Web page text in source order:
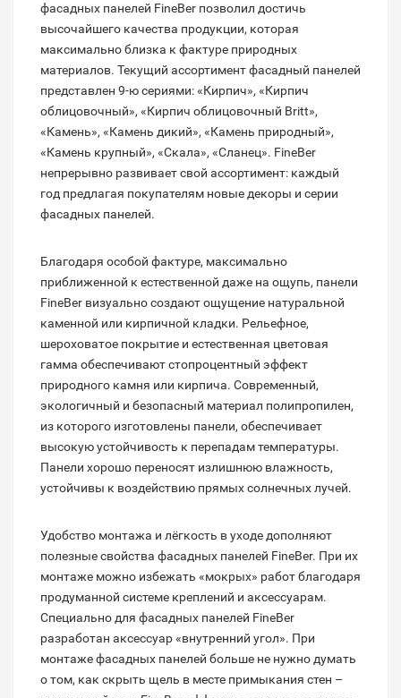
фасадных панелей FineBer позволил достичь
высочайшего качества продукции, которая
максимально близка к фактуре природных
материалов. Текущий ассортимент фасадный панелей
представлен 9-ю сериями: «Кирпич», «Кирпич
облицовочный», «Кирпич облицовочный Britt»,
«Камень», «Камень дикий», «Камень природный»,
«Камень крупный», «Скала», «Сланец». FineBer
непрерывно развивает свой ассортимент: каждый
год предлагая покупателям новые декоры и серии
фасадных панелей.
Благодаря особой фактуре, максимально
приближенной к естественной даже на ощупь, панели
FineBer визуально создают ощущение натуральной
каменной или кирпичной кладки. Рельефное,
шероховатое покрытие и естественная цветовая
гамма обеспечивают стопроцентный эффект
природного камня или кирпича. Современный,
экологичный и безопасный материал полипропилен,
из которого изготовлены панели, обеспечивает
высокую устойчивость к перепадам температуры.
Панели хорошо переносят излишнюю влажность,
устойчивы к воздействию прямых солнечных лучей.
Удобство монтажа и лёгкость в уходе дополняют
полезные свойства фасадных панелей FineBer. При их
монтаже можно избежать «мокрых» работ благодаря
продуманной системе креплений и аксессуарам.
Специально для фасадных панелей FineBer
разработан аксессуар «внутренний угол». При
монтаже фасадных панелей больше не нужно думать
о том, как скрыть щель в месте примыкания стен –